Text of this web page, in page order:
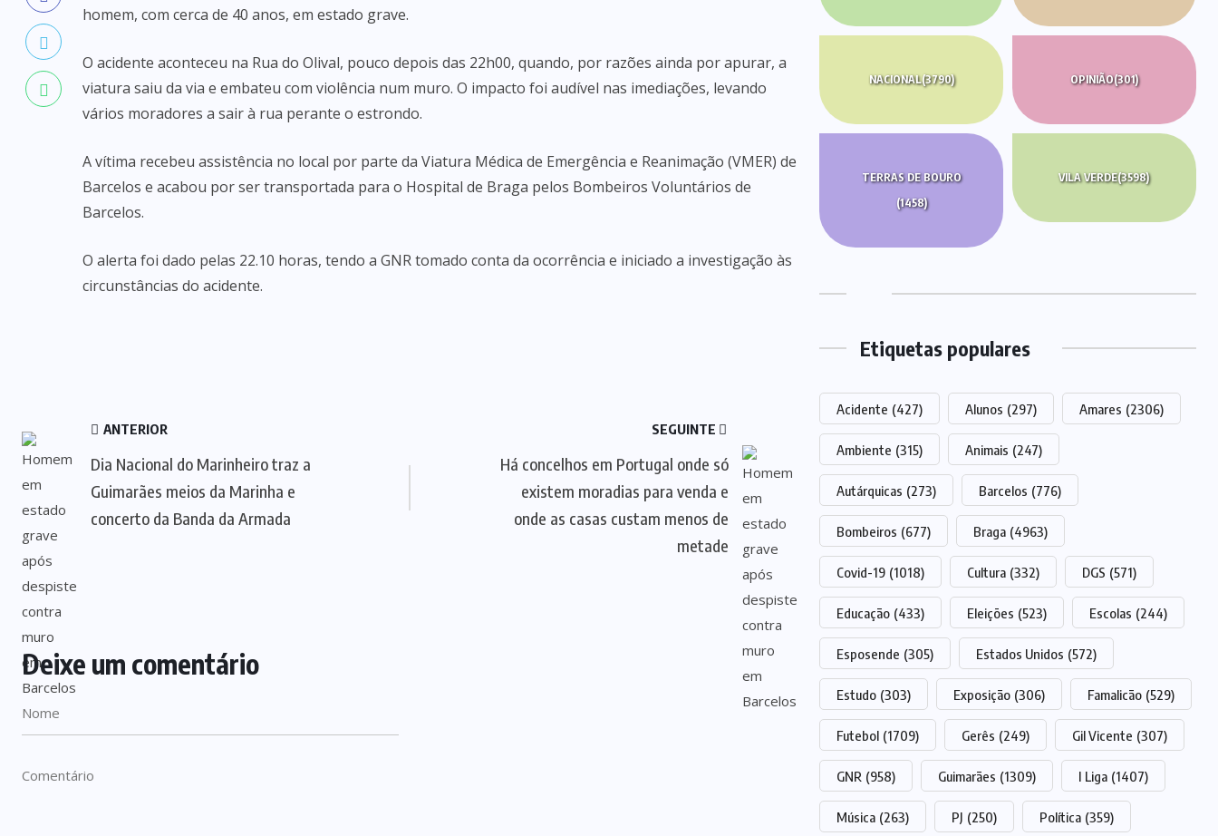
homem, com cerca de 40 anos, em estado grave.
O acidente aconteceu na Rua do Olival, pouco depois das 22h00, quando, por razões ainda por apurar, a
viatura saiu da via e embateu com violência num muro. O impacto foi audível nas imediações, levando
vários moradores a sair à rua perante o estrondo.
A vítima recebeu assistência no local por parte da Viatura Médica de Emergência e Reanimação (VMER) de
Barcelos e acabou por ser transportada para o Hospital de Braga pelos Bombeiros Voluntários de
Barcelos.
O alerta foi dado pelas 22.10 horas, tendo a GNR tomado conta da ocorrência e iniciado a investigação às
circunstâncias do acidente.
ANTERIOR
Dia Nacional do Marinheiro traz a
Guimarães meios da Marinha e
concerto da Banda da Armada
SEGUINTE
Há concelhos em Portugal onde só
existem moradias para venda e
onde as casas custam menos de
metade
Deixe um comentário
NACIONAL(3790) OPINIÃO(301)
TERRAS DE BOURO
(1458)
VILA VERDE(3598)
Etiquetas populares
Acidente (427) Alunos (297) Amares (2306)
Ambiente (315) Animais (247)
Autárquicas (273) Barcelos (776)
Bombeiros (677) Braga (4963)
Covid-19 (1018) Cultura (332) DGS (571)
Educação (433) Eleições (523) Escolas (244)
Esposende (305) Estados Unidos (572)
Estudo (303) Exposição (306) Famalicão (529)
Futebol (1709) Gerês (249) Gil Vicente (307)
GNR (958) Guimarães (1309) I Liga (1407)
Música (263) PJ (250) Política (359)